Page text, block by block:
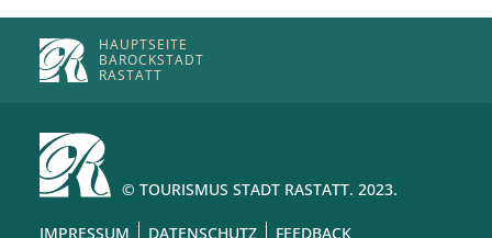
HAUPTSEITE
BAROCKSTADT
RASTATT
© TOURISMUS STADT RASTATT. 2023.
IMPRESSUM DATENSCHUTZ FEEDBACK